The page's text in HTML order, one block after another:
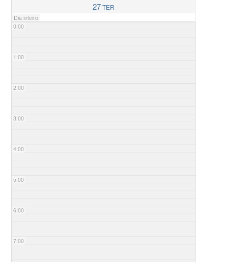
27TER
Dia inteiro
0:00
1:00
2:00
3:00
4:00
5:00
6:00
7:00